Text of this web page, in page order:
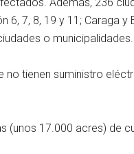
6, 7, 8, 19 y 11; Caraga y
o municipalidades.
no tienen suministro
(unos 17.000 acres) de